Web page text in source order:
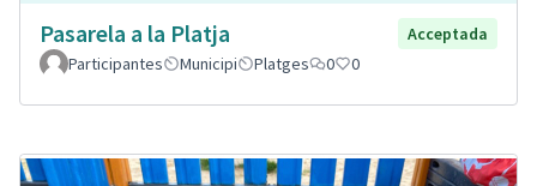
Pasarela a la Platja
Acceptada
Participantes
Municipi Platges 0 0